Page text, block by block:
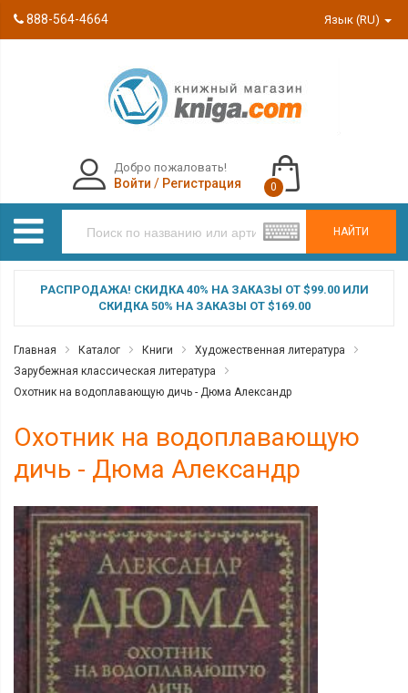
888-564-4664 Язык (RU)
НАЙТИ
Добро пожаловать!
Войти / Регистрация 0
РАСПРОДАЖА! СКИДКА 40% НА ЗАКАЗЫ ОТ $99.00 ИЛИ
СКИДКА 50% НА ЗАКАЗЫ ОТ $169.00
Главная Каталог Книги
Художественная литература
Зарубежная классическая литература
Охотник на водоплавающую дичь - Дюма Александр
Охотник на водоплавающую
дичь - Дюма Александр